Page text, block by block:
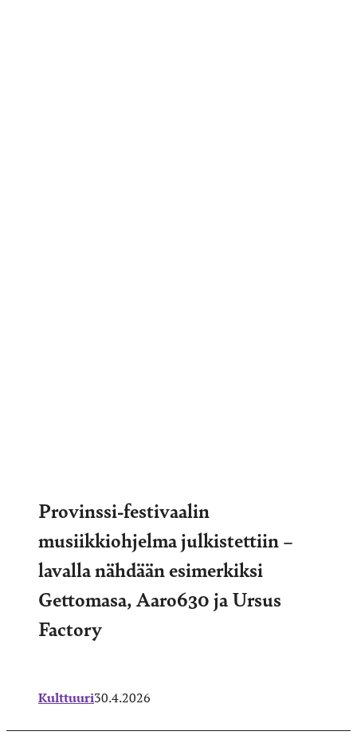
Provinssi-festivaalin
musiikkiohjelma julkistettiin –
lavalla nähdään esimerkiksi
Gettomasa, Aaro630 ja Ursus
Factory
Kulttuuri30.4.2026